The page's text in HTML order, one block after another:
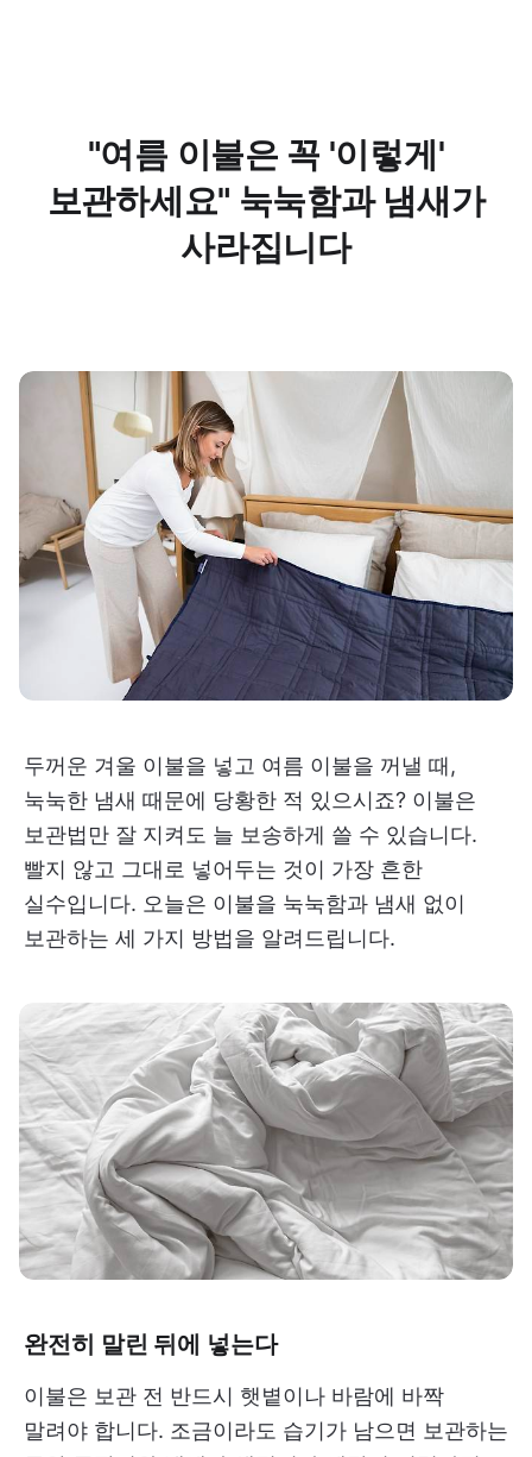
"여름 이불은 꼭 '이렇게'
보관하세요" 눅눅함과 냄새가
사라집니다
두꺼운 겨울 이불을 넣고 여름 이불을 꺼낼 때,
눅눅한 냄새 때문에 당황한 적 있으시죠? 이불은
보관법만 잘 지켜도 늘 보송하게 쓸 수 있습니다.
빨지 않고 그대로 넣어두는 것이 가장 흔한
실수입니다. 오늘은 이불을 눅눅함과 냄새 없이
보관하는 세 가지 방법을 알려드립니다.
완전히 말린 뒤에 넣는다
이불은 보관 전 반드시 햇볕이나 바람에 바짝
말려야 합니다. 조금이라도 습기가 남으면 보관하는